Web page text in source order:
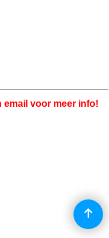
email voor meer info!